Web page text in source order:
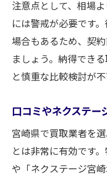
注意点として、相場
には警戒が必要です
場合もあるため、契
ましょう。納得でき
と慎重な比較検討が不
口コミやネクステー
宮崎県で買取業者を
とは非常に有効です
や「ネクステージ宮